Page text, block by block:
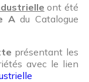
ont été
Adu Catalogue
présentant les
avec le lien